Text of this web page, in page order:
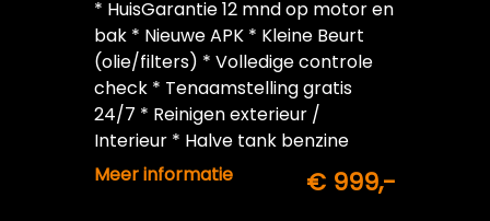
* HuisGarantie 12 mnd op motor en
bak * Nieuwe APK * Kleine Beurt
(olie/filters) * Volledige controle
check * Tenaamstelling gratis
24/7 * Reinigen exterieur /
Interieur * Halve tank benzine
inbegrepen
Meer informatie € 999,-